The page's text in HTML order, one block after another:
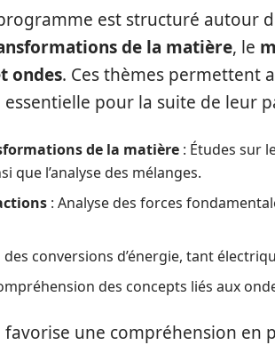
est structuré autour
de la matière, le
ondes. Ces thèmes permettent
essentielle pour la suite de leur
de la matière : Études sur
que l’analyse des mélanges.
: Analyse des forces
conversions d’énergie, tant
des concepts liés aux
favorise une compréhension en